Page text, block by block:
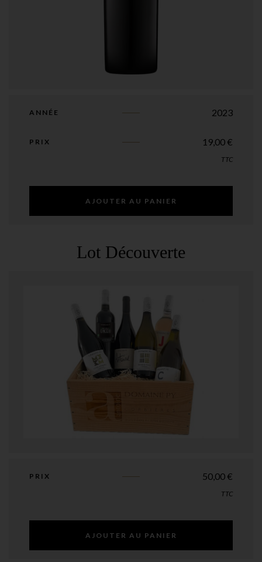
ANNÉE 2023
PRIX 19,00 €
TTC
AJOUTER AU PANIER
Lot Découverte
PRIX 50,00 €
TTC
AJOUTER AU PANIER